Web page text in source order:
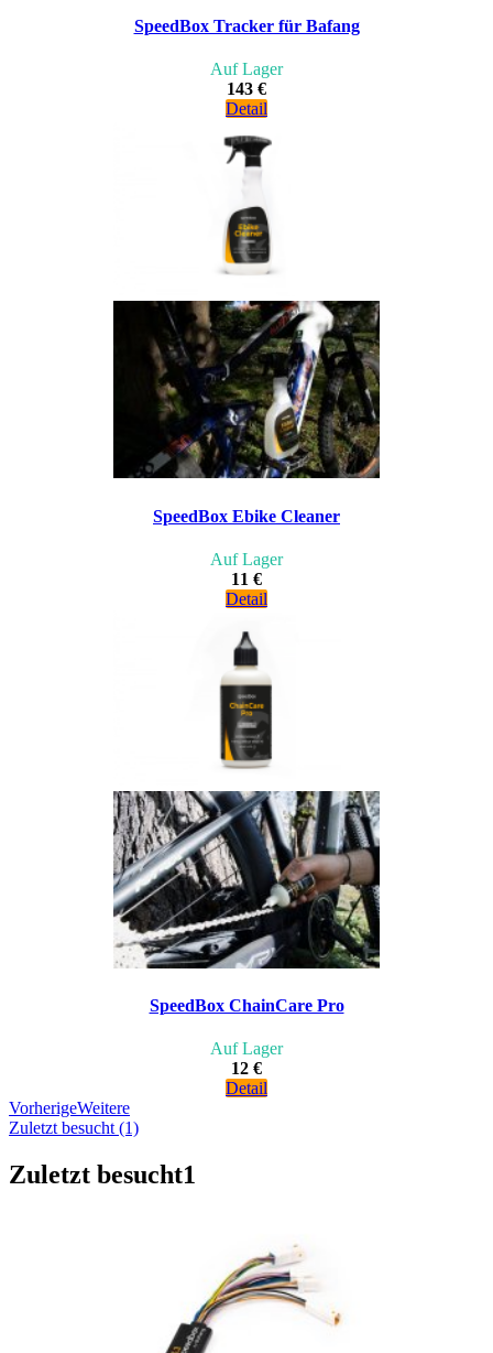
SpeedBox Tracker für Bafang
Auf Lager
143 €
Detail
SpeedBox Ebike Cleaner
Auf Lager
11 €
Detail
SpeedBox ChainCare Pro
Auf Lager
12 €
Detail
VorherigeWeitere
Zuletzt besucht (1)
Zuletzt besucht1